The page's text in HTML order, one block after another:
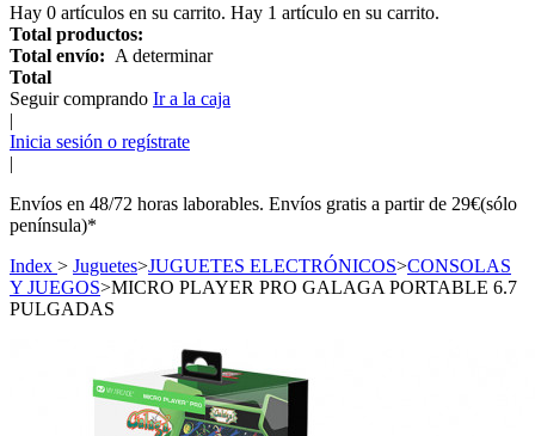
Hay 0 artículos en su carrito. Hay 1 artículo en su carrito.
Total productos:
Total envío: A determinar
Total
Seguir comprando Ir a la caja
|
Inicia sesión o regístrate
|
Envíos en 48/72 horas laborables. Envíos gratis a partir de 29€(sólo
península)*
Index > Juguetes>JUGUETES ELECTRÓNICOS>CONSOLAS
Y JUEGOS>MICRO PLAYER PRO GALAGA PORTABLE 6.7
PULGADAS